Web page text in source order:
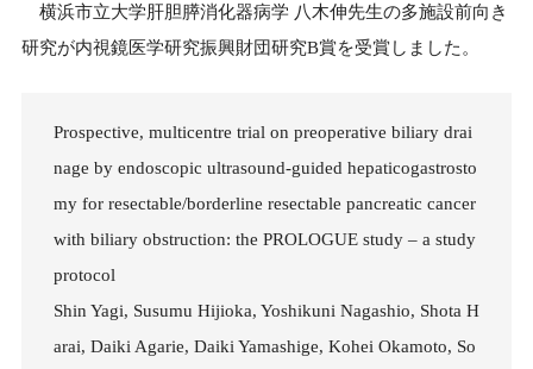
横浜市立大学肝胆膵消化器病学 八木伸先生の多施設前向き
研究が内視鏡医学研究振興財団研究B賞を受賞しました。
Prospective, multicentre trial on preoperative biliary drai
nage by endoscopic ultrasound-guided hepaticogastrosto
my for resectable/borderline resectable pancreatic cancer
with biliary obstruction: the PROLOGUE study – a study
protocol
Shin Yagi, Susumu Hijioka, Yoshikuni Nagashio, Shota H
arai, Daiki Agarie, Daiki Yamashige, Kohei Okamoto, So